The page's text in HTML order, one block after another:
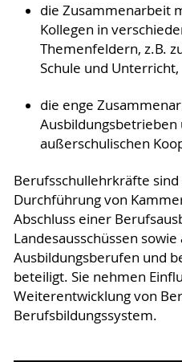
die Zusammenarbeit
Kollegen in
Themenfeldern, z.B.
Schule und Unterricht,
die enge
Ausbildungsbetrieben
außerschulischen
Berufsschullehrkräfte
Durchführung von
Abschluss einer
Landesausschüssen
Ausbildungsberufen und
beteiligt. Sie nehmen
Weiterentwicklung von
Berufsbildungssystem.